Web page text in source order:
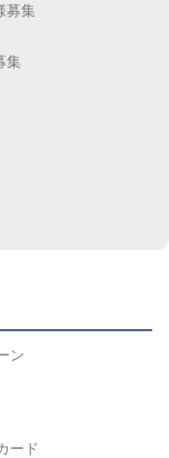
募集
集
ン
ード